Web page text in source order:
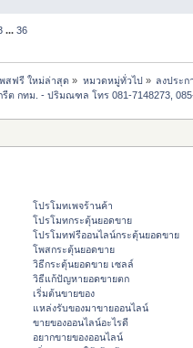
...36
สฟรี ใหม่ล่าสุด » หมวดหมู่ทั่วไป» ลงประ
ต กทม. - ปริมณฑล โทร 081-7148273,
โปรโมทเพจร้านค้า
โปรโมทกระตุ้นยอดขาย
โปรโมทฟรีออนไลน์กระตุ้นยอดขาย
โพสกระตุ้นยอดขาย
วิธีกระตุ้นยอดขาย เซลล์
วิธีแก้ปัญหายอดขายตก
เริ่มต้นขายของ
แหล่งรับของมาขายออนไลน์
ขายของออนไลน์อะไรดี
อยากขายของออนไลน์